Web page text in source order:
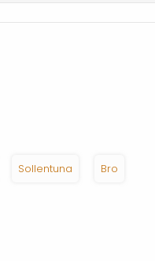
Sollentuna Bro